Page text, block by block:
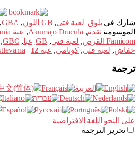
شارك في بلوق, لعبة فتى, GB اللون ,
GBA
,
الموسومة تقدم,
Akumajō Dracula
, عبة Castlevania
Famicom القرص
, لعبة فتى,
GB
, غبا,
GBC
,
خفاش, لعبة فتى, كونامي, عبة Castlevania | 12
ترجمة
على النحو اللغة الافتراضية
تحرير الترجمة